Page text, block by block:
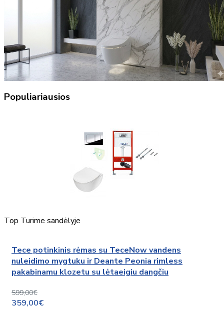
Populiariausios
Top Turime sandėlyje
Tece potinkinis rėmas su TeceNow vandens
nuleidimo mygtuku ir Deante Peonia rimless
pakabinamu klozetu su lėtaeigiu dangčiu
599,00€
359,00€